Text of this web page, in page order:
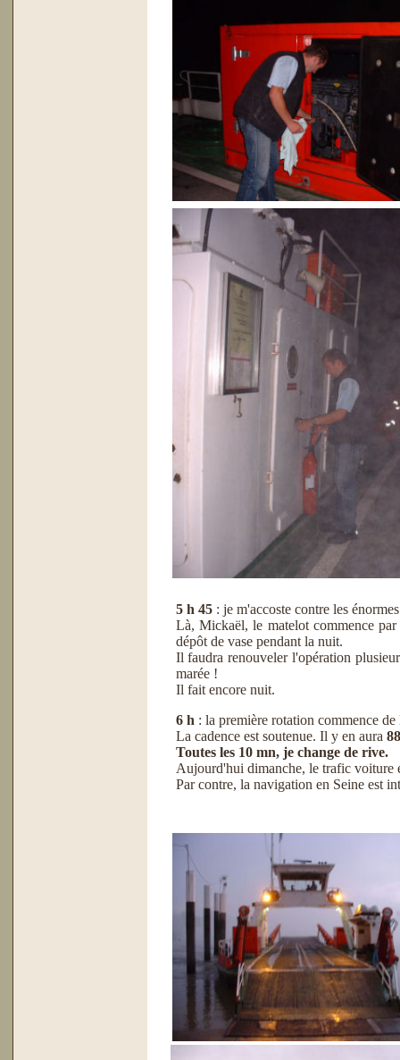
5 h 45: je m'accoste contre les
Là, Mickaël, le matelot commence
dépôt de vase pendant la nuit.
Il faudra renouveler l'opération
marée !
Il fait encore nuit.
6 h : la première rotation commence
La cadence est soutenue. Il y en aura
Toutes les 10 mn, je change de rive.
Aujourd'hui dimanche, le trafic voiture
Par contre, la navigation en Seine est